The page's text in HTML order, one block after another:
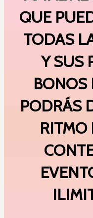
QUE
TODAS
Y SUS
BONOS
PODRÁS
RITMO